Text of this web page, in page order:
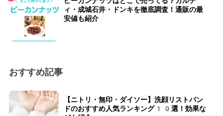
ィ・成城石井・ドンキを徹底調査！通販の最
安値も紹介
おすすめ記事
【ニトリ・無印・ダイソー】洗顔リストバン
ドのおすすめ人気ランキング10選！効果な